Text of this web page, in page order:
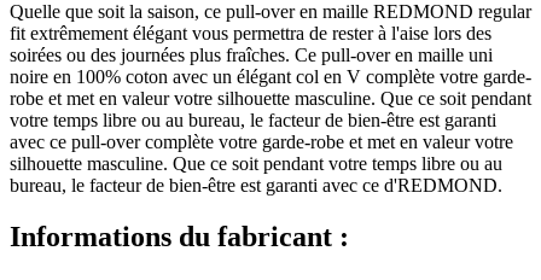
Quelle que soit la saison, ce pull-over en maille REDMOND regular
fit extrêmement élégant vous permettra de rester à l'aise lors des
soirées ou des journées plus fraîches. Ce pull-over en maille uni
noire en 100% coton avec un élégant col en V complète votre garde-
robe et met en valeur votre silhouette masculine. Que ce soit pendant
votre temps libre ou au bureau, le facteur de bien-être est garanti
avec ce pull-over complète votre garde-robe et met en valeur votre
silhouette masculine. Que ce soit pendant votre temps libre ou au
bureau, le facteur de bien-être est garanti avec ce d'REDMOND.
Informations du fabricant :